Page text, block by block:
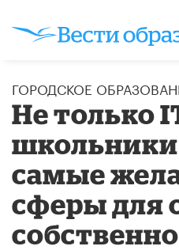
ГОРОДСКОЕ
Не только
школьники
самые
сферы для